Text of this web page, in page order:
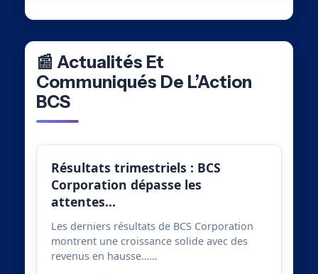
📰 Actualités Et
Communiqués De L’Action
BCS
Résultats trimestriels : BCS
Corporation dépasse les
attentes…
Les derniers résultats de BCS Corporation
montrent une croissance solide avec des
revenus en hausse……